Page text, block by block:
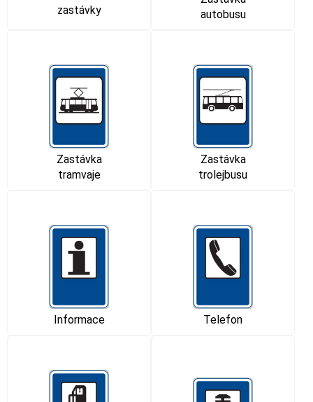
zastávky
autobusu
Zastávka
tramvaje
Zastávka
trolejbusu
Informace Telefon